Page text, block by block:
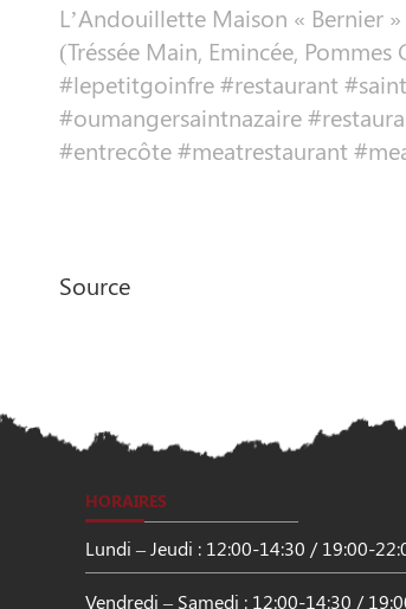
L’Andouillette Maison « Bernier
(Tréssée Main, Emincée,
#lepetitgoinfre #restaurant
#oumangersaintnazaire
#entrecôte #meatrestaurant
Source
HORAIRES
Lundi – Jeudi : 12:00-14:30 / 19:00-
Vendredi – Samedi : 12:00-14:30 /